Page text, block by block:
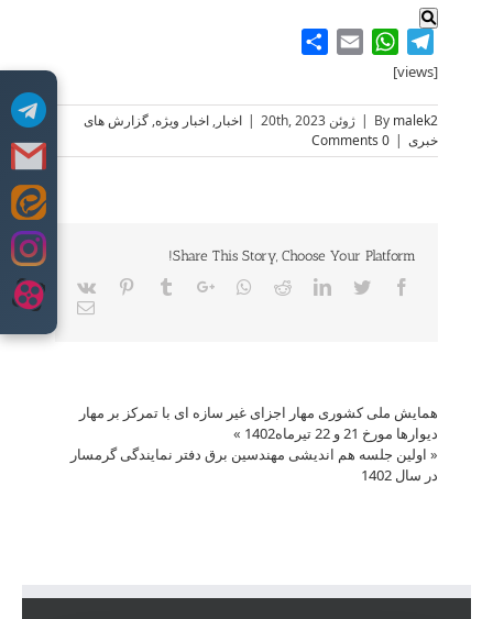
content
Telegram
WhatsApp
Email
[views]
By malek2
| ژوئن 20th, 2023 | اخبار, اخبار ویژه, گزارش های
خبری |
0 Comments
Share This Story, Choose Your Platform!
Facebook
Twitter
LinkedIn
Reddit
Whatsapp
Google+
Tumblr
Pinterest
Vk
Email
همایش ملی کشوری مهار اجزای غیر سازه ای با تمرکز بر مهار
دیوارها مورخ 21 و 22 تیرماه1402
»
« اولین جلسه هم اندیشی مهندسین برق دفتر نمایندگی گرمسار
در سال 1402